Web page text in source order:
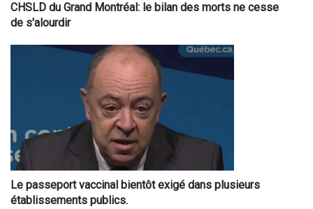
CHSLD du Grand Montréal: le bilan des morts ne cesse
de s'alourdir
Le passeport vaccinal bientôt exigé dans plusieurs
établissements publics.